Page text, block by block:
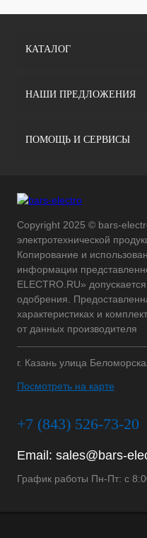
КАТАЛОГ
НАШИ ПРЕДЛОЖЕНИЯ
ПОМОЩЬ И СЕРВИСЫ
Copyright 2025 © bars-
электротехнической
Копирование и
информации
ELECTRO.RU»
одобрения.
характеристиках и
от данных производителя
г. Казань улица
Посмотреть на карте
+7 (843) 526-73-20
Email: sales@bars-
График работы Пн-Пт: с